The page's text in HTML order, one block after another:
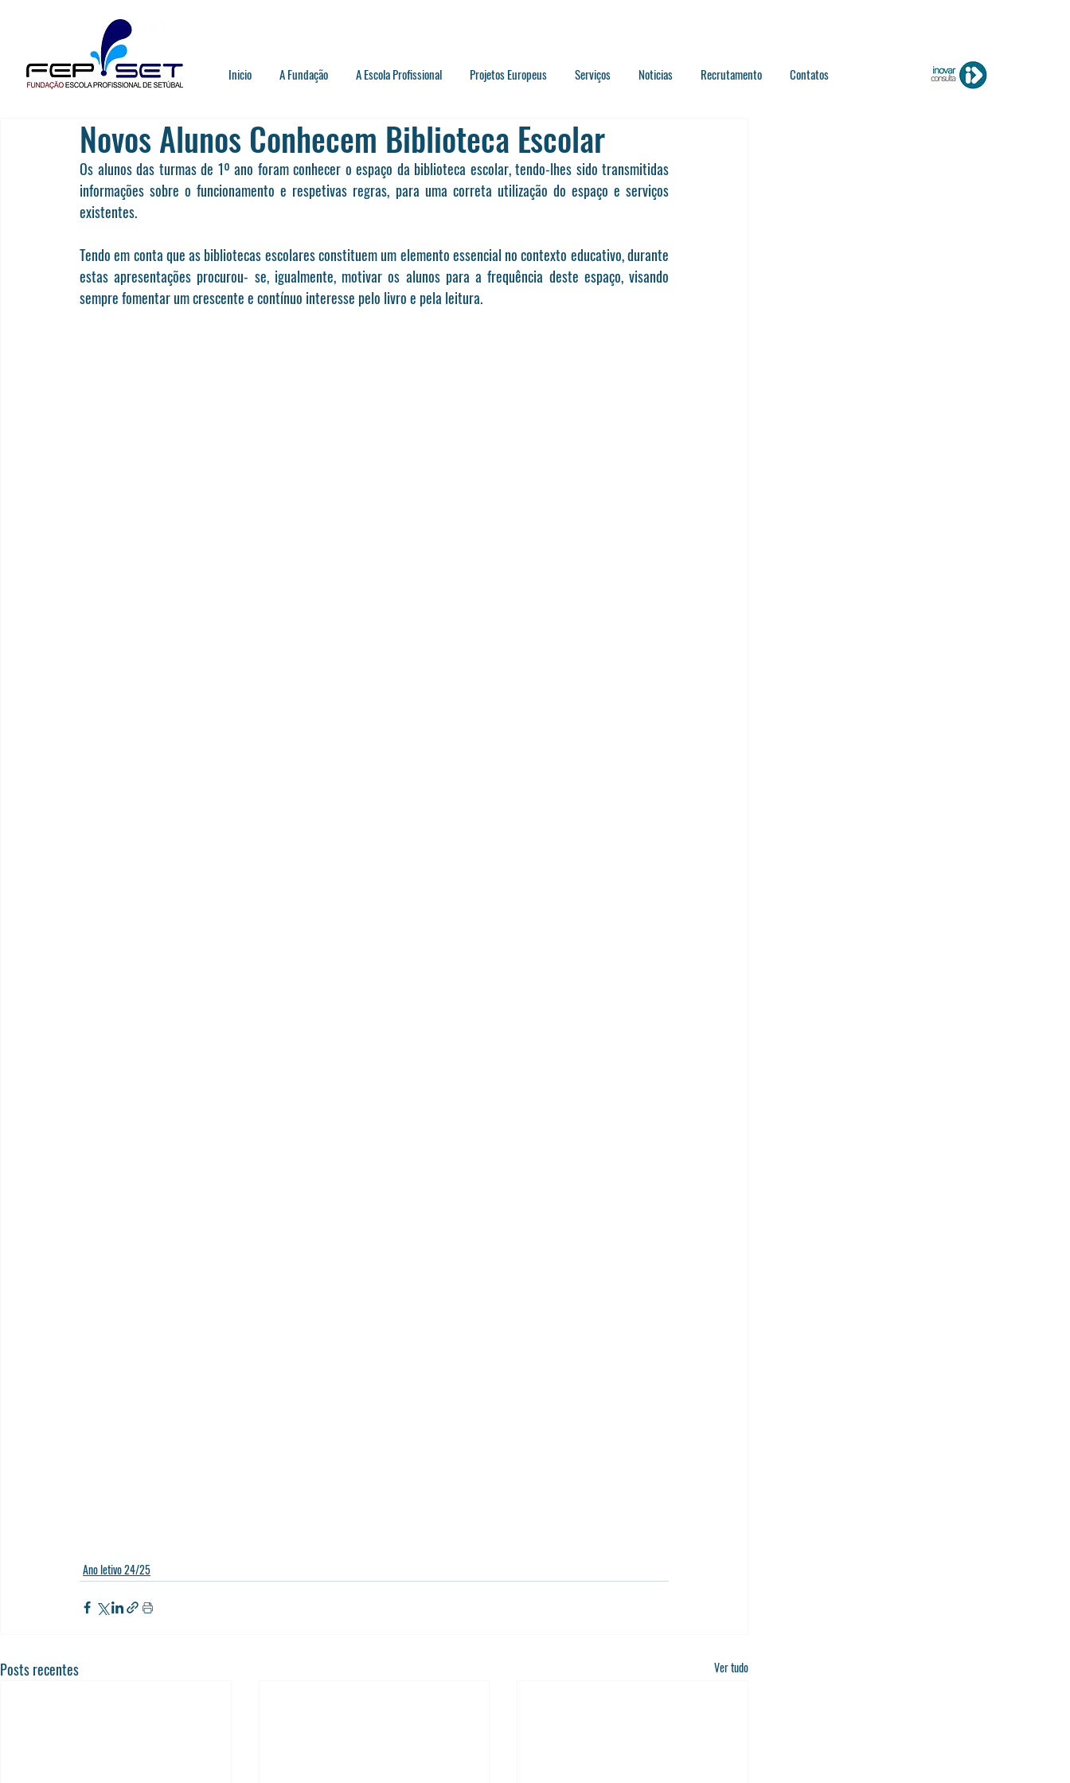
Inicio A Fundação A Escola Profissional Projetos Europeus Serviços Noticias Recrutamento Contatos
Novos Alunos Conhecem Biblioteca Escolar
Os alunos das turmas de 1º ano foram conhecer o espaço da biblioteca escolar, tendo-lhes sido transmitidas
informações sobre o funcionamento e respetivas regras, para uma correta utilização do espaço e serviços
existentes.
Tendo em conta que as bibliotecas escolares constituem um elemento essencial no contexto educativo, durante
estas apresentações procurou- se, igualmente, motivar os alunos para a frequência deste espaço, visando
sempre fomentar um crescente e contínuo interesse pelo livro e pela leitura.
Ano letivo 24/25
Posts recentes Ver tudo